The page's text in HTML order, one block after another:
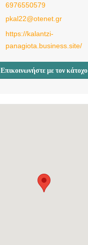
6976550579
pkal22@otenet.gr
https://kalantzi-
panagiota.business.site/
Επικοινωνήστε με τον κάτοχο